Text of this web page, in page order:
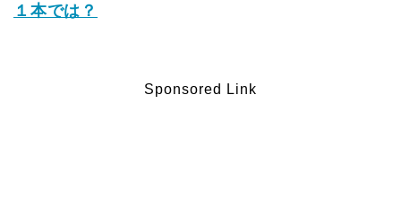
１本では？
Sponsored Link